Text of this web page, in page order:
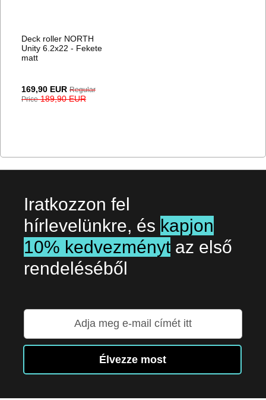
Deck roller NORTH
Unity 6.2x22 - Fekete
matt
Special
Price
169,90 EUR Regular
Price 189,90 EUR
Iratkozzon fel
hírlevelünkre, és kapjon
10% kedvezményt az első
rendeléséből
hírlevelünkre:
Élvezze most